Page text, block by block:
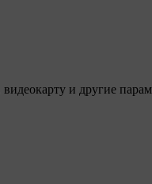
и другие